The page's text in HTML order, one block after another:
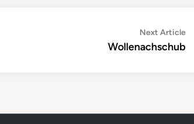
Next Article
Wollenachschub